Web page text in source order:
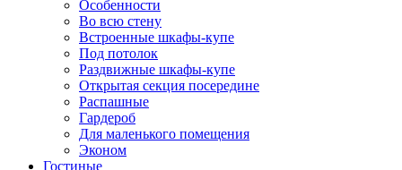
Особенности
Во всю стену
Встроенные шкафы-купе
Под потолок
Раздвижные шкафы-купе
Открытая секция посередине
Распашные
Гардероб
Для маленького помещения
Эконом
Гостиные